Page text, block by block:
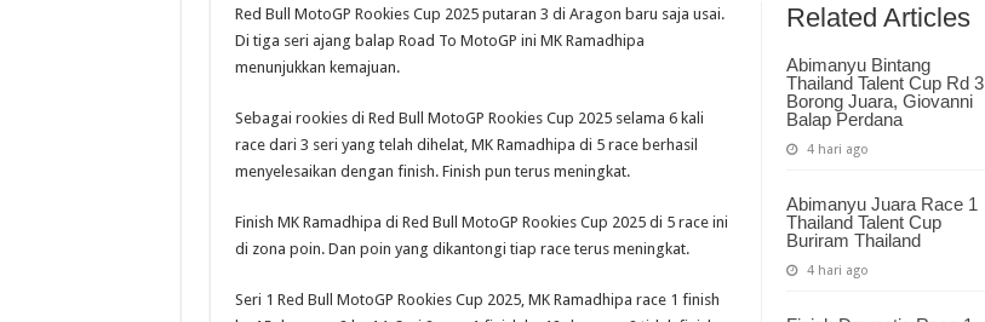
Berkembang
Related Articles
Abimanyu Bintang
Thailand Talent Cup Rd 3
Borong Juara, Giovanni
Balap Perdana
4 hari ago
Abimanyu Juara Race 1
Thailand Talent Cup
Buriram Thailand
4 hari ago
Red Bull MotoGP Rookies Cup 2025 putaran 3 di Aragon baru saja usai.
Di tiga seri ajang balap Road To MotoGP ini MK Ramadhipa
menunjukkan kemajuan.
Sebagai rookies di Red Bull MotoGP Rookies Cup 2025 selama 6 kali
race dari 3 seri yang telah dihelat, MK Ramadhipa di 5 race berhasil
menyelesaikan dengan finish. Finish pun terus meningkat.
Finish MK Ramadhipa di Red Bull MotoGP Rookies Cup 2025 di 5 race ini
di zona poin. Dan poin yang dikantongi tiap race terus meningkat.
Seri 1 Red Bull MotoGP Rookies Cup 2025, MK Ramadhipa race 1 finish